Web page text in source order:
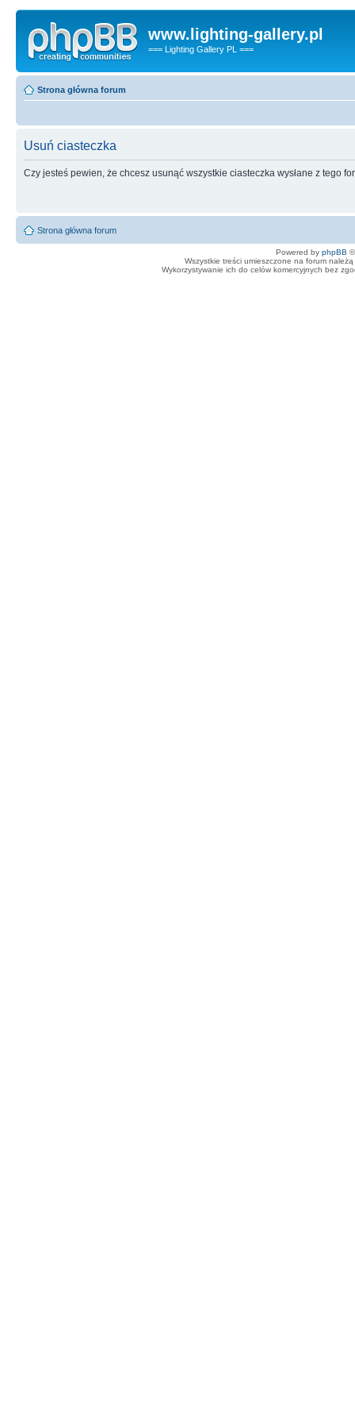
www.lighting-gallery.pl
=== Lighting Gallery PL ===
Strona główna forum
Usuń ciasteczka
Czy jesteś pewien, że chcesz usunąć wszystkie ciasteczka wysłane z tego
Strona główna forum
Powered by phpBB
Wszystkie treści umieszczone na forum
Wykorzystywanie ich do celów komercyjnych bez